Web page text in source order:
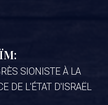
SIONISTE À LA
DE L'ÉTAT D'ISRAËL